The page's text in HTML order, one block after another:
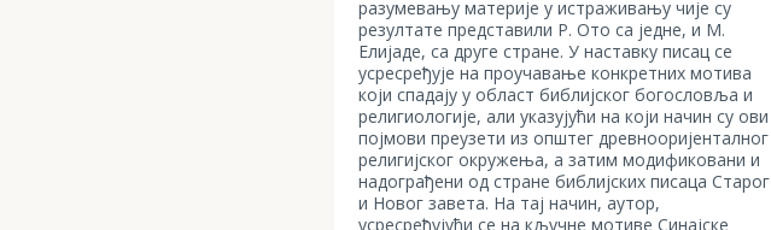
разумевању материје у истраживању чије су
резултате представили Р. Ото са једне, и М.
Елијаде, са друге стране. У наставку писац се
усресређује на проучавање конкретних мотива
који спадају у област библијског богословља и
религиологије, али указујући на који начин су ови
појмови преузети из општег древнооријенталног
религијског окружења, а затим модификовани и
надограђени од стране библијских писаца Старог
и Новог завета. На тај начин, аутор,
усресређујући се на кључне мотиве Синајске